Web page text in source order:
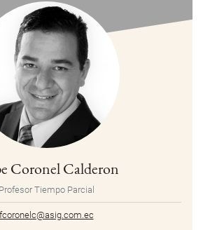
Coronel Calderon
Profesor Tiempo Parcial
fcoronelc@asig.com.ec